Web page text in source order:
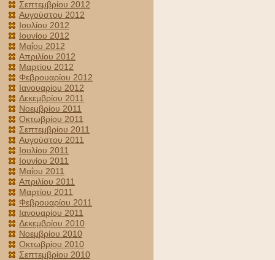
Σεπτεμβρίου 2012
Αυγούστου 2012
Ιουλίου 2012
Ιουνίου 2012
Μαΐου 2012
Απριλίου 2012
Μαρτίου 2012
Φεβρουαρίου 2012
Ιανουαρίου 2012
Δεκεμβρίου 2011
Νοεμβρίου 2011
Οκτωβρίου 2011
Σεπτεμβρίου 2011
Αυγούστου 2011
Ιουλίου 2011
Ιουνίου 2011
Μαΐου 2011
Απριλίου 2011
Μαρτίου 2011
Φεβρουαρίου 2011
Ιανουαρίου 2011
Δεκεμβρίου 2010
Νοεμβρίου 2010
Οκτωβρίου 2010
Σεπτεμβρίου 2010